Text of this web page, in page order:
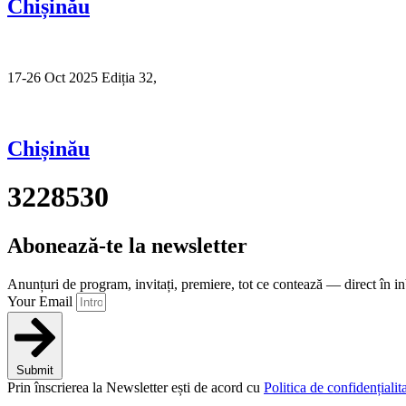
Chișinău
17-26 Oct 2025 Ediția 32,
Chișinău
3228530
Abonează-te la newsletter
Anunțuri de program, invitați, premiere, tot ce contează — direct în
Your Email
Submit
Prin înscrierea la Newsletter ești de acord cu Politica de